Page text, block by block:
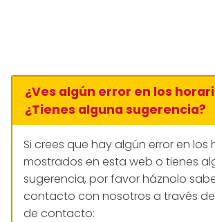
¿Ves algún error en los
¿Tienes alguna sugerencia?
Si crees que hay algún error en los
mostrados en esta web o tienes
sugerencia, por favor háznolo
contacto con nosotros a través
de contacto: